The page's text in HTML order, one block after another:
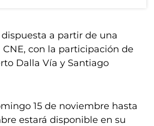
a partir de una
con la participación de
Dalla Vía y Santiago
15 de noviembre hasta
estará disponible en su